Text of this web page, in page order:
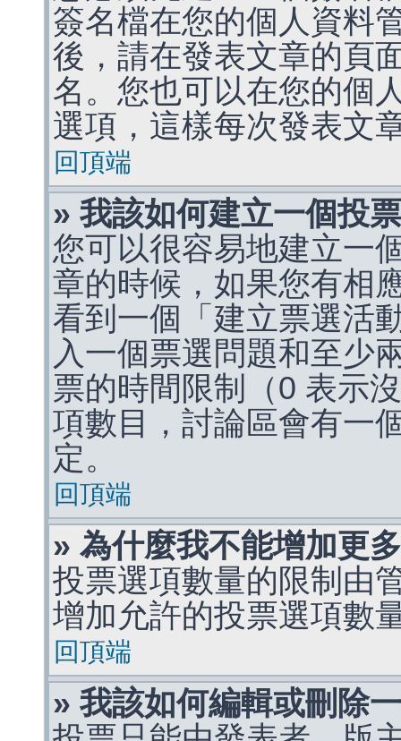
簽名檔在您的個人資料
後，請在發表文章的頁
名。您也可以在您的個
選項，這樣每次發表文
回頂端
» 我該如何建立一個投
您可以很容易地建立一
章的時候，如果您有相
看到一個「建立票選活
入一個票選問題和至少
票的時間限制（0 表示
項數目，討論區會有一
定。
回頂端
» 為什麼我不能增加更
投票選項數量的限制由
增加允許的投票選項數
回頂端
» 我該如何編輯或刪除